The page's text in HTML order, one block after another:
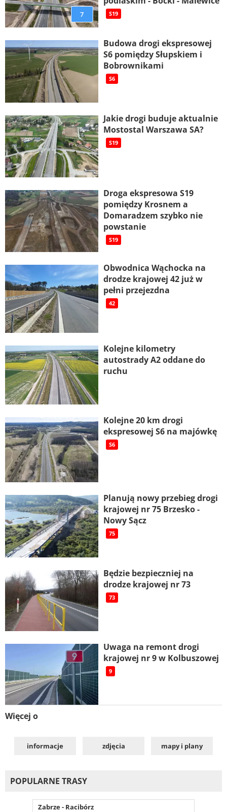
7 S19
Budowa drogi ekspresowej
S6 pomiędzy Słupskiem i
Bobrownikami
S6
Jakie drogi buduje aktualnie
Mostostal Warszawa SA?
S19
Droga ekspresowa S19
pomiędzy Krosnem a
Domaradzem szybko nie
powstanie
S19
Obwodnica Wąchocka na
drodze krajowej 42 już w
pełni przejezdna
42
Kolejne kilometry
autostrady A2 oddane do
ruchu
Kolejne 20 km drogi
ekspresowej S6 na majówkę
S6
Planują nowy przebieg drogi
krajowej nr 75 Brzesko -
Nowy Sącz
75
Będzie bezpieczniej na
drodze krajowej nr 73
73
Uwaga na remont drogi
krajowej nr 9 w Kolbuszowej
9
Więcej o
informacje zdjęcia mapy i plany
POPULARNE TRASY
Zabrze - Racibórz